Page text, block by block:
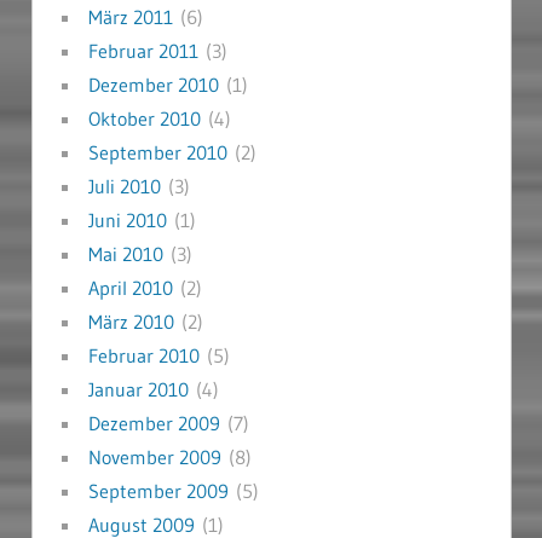
März 2011 (6)
Februar 2011 (3)
Dezember 2010(1)
Oktober 2010(4)
September 2010(2)
Juli 2010(3)
Juni 2010(1)
Mai 2010(3)
April 2010(2)
März 2010(2)
Februar 2010(5)
Januar 2010(4)
Dezember 2009 (7)
November 2009 (8)
September 2009 (5)
August 2009 (1)